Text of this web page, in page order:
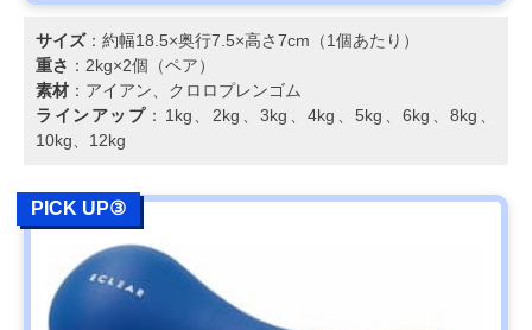
サイズ：約幅18.5×奥行7.5×高さ7cm（1個あたり）
重さ ：2kg×2個（ペア）
素材 ：アイアン、クロロプレンゴム
ラインアップ ：1kg、2kg、3kg、4kg、5kg、6kg、8kg、
10kg、12kg
PICK UP③